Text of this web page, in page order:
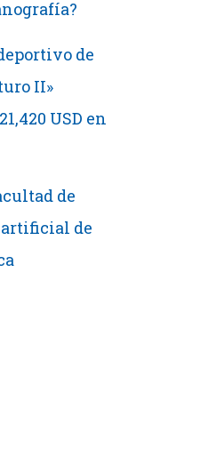
de
II»
USD en
de
de